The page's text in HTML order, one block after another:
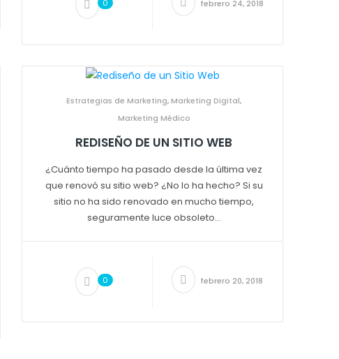
0 febrero 24, 2018
Estrategias de Marketing, Marketing Digital,
Marketing Médico
REDISEÑO DE UN SITIO WEB
¿Cuánto tiempo ha pasado desde la última vez
que renovó su sitio web? ¿No lo ha hecho? Si su
sitio no ha sido renovado en mucho tiempo,
seguramente luce obsoleto...
0 febrero 20, 2018